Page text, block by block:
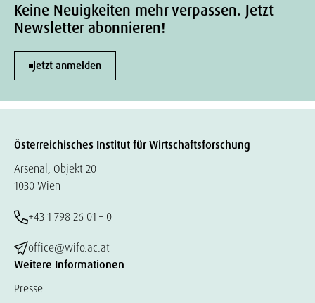
Keine Neuigkeiten mehr verpassen. Jetzt
Newsletter abonnieren!
Jetzt anmelden
Österreichisches Institut für Wirtschaftsforschung
Arsenal, Objekt 20
1030 Wien
+43 1 798 26 01 – 0
office@wifo.ac.at
Weitere Informationen
Presse